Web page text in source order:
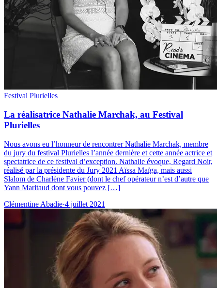
Festival Plurielles
La réalisatrice Nathalie Marchak, au Festival
Plurielles
Nous avons eu l’honneur de rencontrer Nathalie Marchak, membre
du jury du festival Plurielles l’année dernière et cette année actrice et
spectatrice de ce festival d’exception. Nathalie évoque, Regard Noir,
réalisé par la présidente du Jury 2021 Aïssa Maïga, mais aussi
Slalom de Charlène Favier (dont le chef opérateur n’est d’autre que
Yann Maritaud dont vous pouvez […]
Clémentine Abadie·4 juillet 2021